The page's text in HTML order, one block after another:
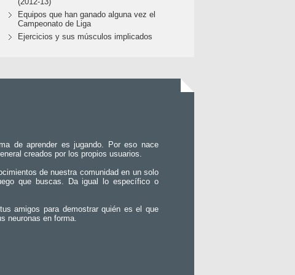
Equipos que han ganado alguna vez el
Campeonato de Liga
Ejercicios y sus músculos implicados
de aprender es jugando. Por eso nace
creados por los propios usuarios.
de nuestra comunidad en un solo
que buscas. Da igual lo específico o
amigos para demostrar quién es el que
neuronas en forma.